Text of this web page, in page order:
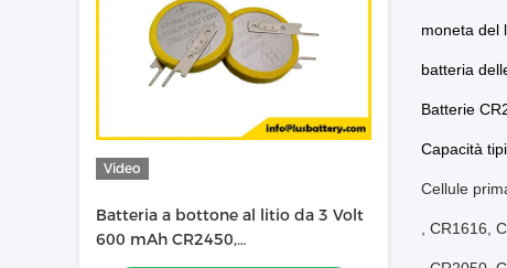
Video
Batteria a bottone al litio da 3 Volt
600 mAh CR2450,
personalizzazione batteria al litio
moneta del
batteria
Batterie
Capacità
Cellule
, CR1616,